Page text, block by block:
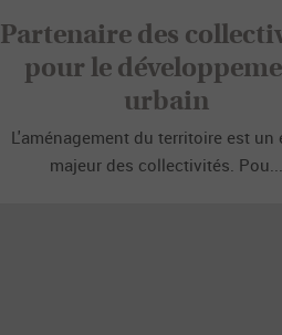
Partenaire des
pour le
urbain
L'aménagement du territoire est un
majeur des collectivités. Pou...